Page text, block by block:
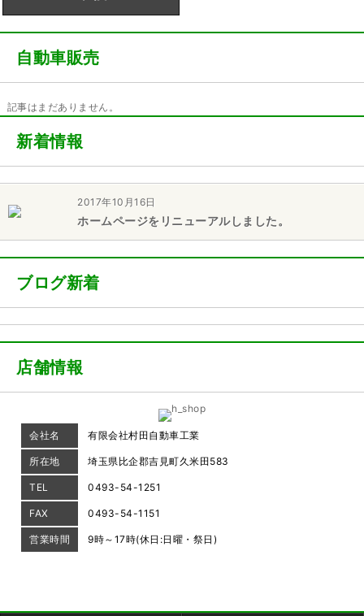
自動車販売
記事はまだありません。
新着情報
2017年10月16日
ホームページをリニューアルしました。
ブログ新着
店舗情報
会社名 有限会社村田自動車工業
所在地 埼玉県比企郡吉見町久米田583
TEL 0493-54-1251
FAX 0493-54-1151
営業時間 9時～17時(休日:日曜・祭日)